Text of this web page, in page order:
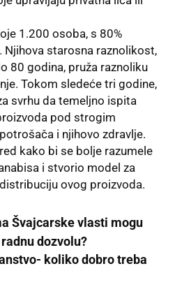
1.200 osoba, s 80%
Njihova starosna raznolikost,
80 godina, pruža raznoliku
Tokom sledeće tri godine,
svrhu da temeljno ispita
pod strogim
i njihovo zdravlje.
kako bi se bolje razumele
i stvorio model za
ovog proizvoda.
Švajcarske vlasti mogu
dozvolu?
koliko dobro treba